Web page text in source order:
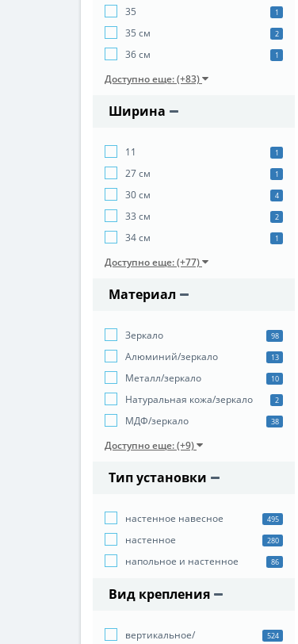
35 1
35 см 2
36 см 1
Доступно еще: (+83)
Ширина
11 1
27 см 1
30 см 4
33 см 2
34 см 1
Доступно еще: (+77)
Материал
Зеркало 98
Алюминий/зеркало 13
Металл/зеркало 10
Натуральная кожа/зеркало 2
МДФ/зеркало 38
Доступно еще: (+9)
Тип установки
настенное навесное 495
настенное 280
напольное и настенное 86
Вид крепления
вертикальное/
524